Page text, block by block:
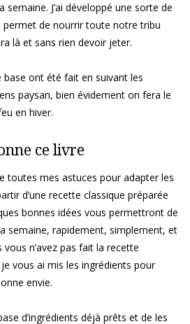
J’ai développé une sorte de
permet de nourrir toute notre tribu
là et sans rien devoir jeter.
ont été fait en suivant les
paysan, bien évidement on fera le
en hiver.
ce livre
toutes mes astuces pour adapter les
d’une recette classique préparée
bonnes idées vous permettront de
semaine, rapidement, simplement, et
n’avez pas fait la recette
vous ai mis les ingrédients pour
envie.
d’ingrédients déjà prêts et de les